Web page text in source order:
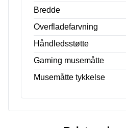
Bredde
Overfladefarvning
Håndledsstøtte
Gaming musemåtte
Musemåtte tykkelse